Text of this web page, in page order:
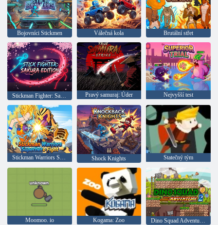
Bojovníci Stickmen Válečná kola Brutální střet
Pravý samuraj: Úder Nejvyšší test
Stickman Warriors Superhrdinská bitva Shock Knights Statečný tým
Moomoo. io Kogama: Zoo Dino Squad Adventure 2